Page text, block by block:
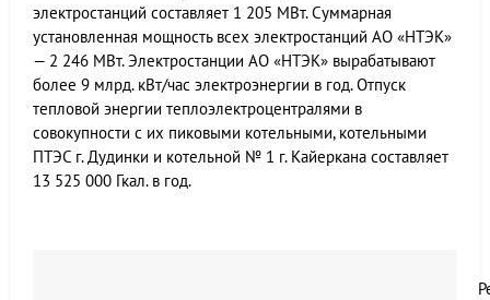
электростанций составляет 1 205 МВт. Суммарная
установленная мощность всех электростанций АО «НТЭК»
— 2 246 МВт. Электростанции АО «НТЭК» вырабатывают
более 9 млрд. кВт/час электроэнергии в год. Отпуск
тепловой энергии теплоэлектроцентралями в
совокупности с их пиковыми котельными, котельными
ПТЭС г. Дудинки и котельной № 1 г. Кайеркана составляет
13 525 000 Гкал. в год.